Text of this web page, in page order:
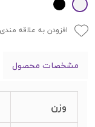
افزودن به علاقه
مشخصات محصول
وزن